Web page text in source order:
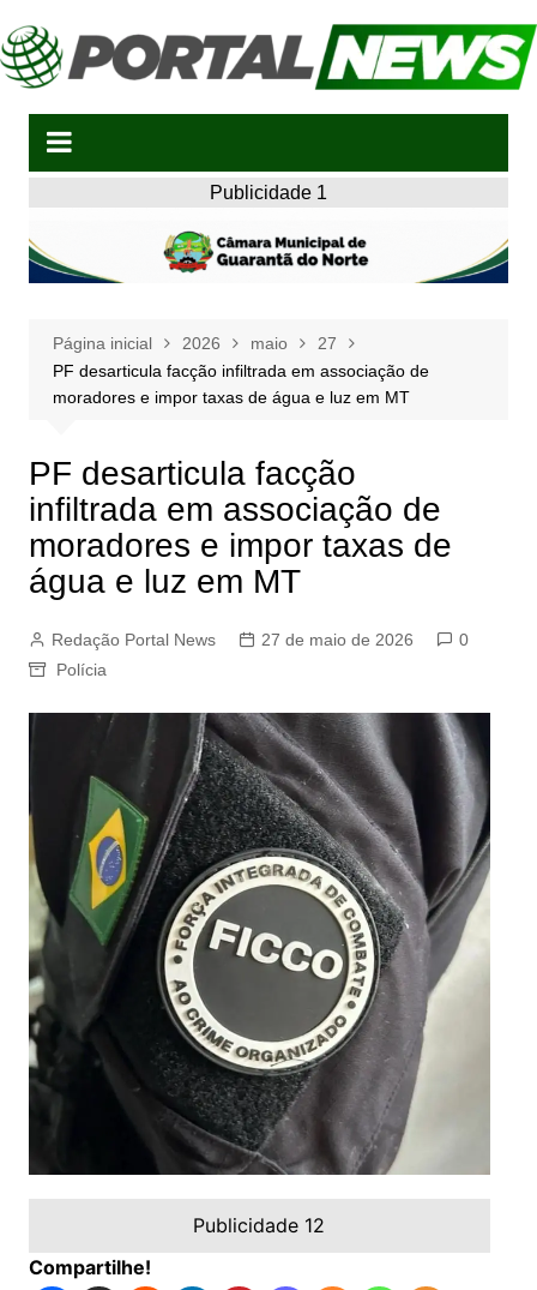
para
o
Publicidade 1
Página inicial 2026 maio
27
PF desarticula facção infiltrada em associação de
moradores e impor taxas de água e luz em MT
PF desarticula facção
infiltrada em associação de
moradores e impor taxas de
água e luz em MT
Redação Portal News 27 de maio de 2026
0
Polícia
Publicidade 12
Compartilhe!